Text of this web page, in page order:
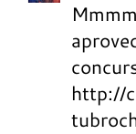
http://